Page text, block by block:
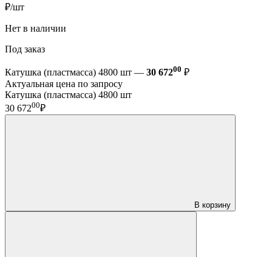
₽/шт
Нет в наличии
Под заказ
Катушка (пластмасса) 4800 шт — 30 67200 ₽
Актуальная цена по запросу
Катушка (пластмасса) 4800 шт
30 67200₽
В корзину